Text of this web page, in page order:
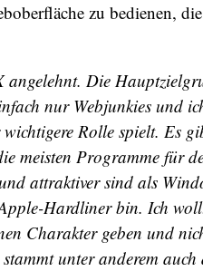
zu bedienen,
angelehnt. Die
nur Webjunkies und
Rolle spielt. Es
meisten Programme für
attraktiver sind als
Hardliner bin. Ich
Charakter geben und
unter anderem auch